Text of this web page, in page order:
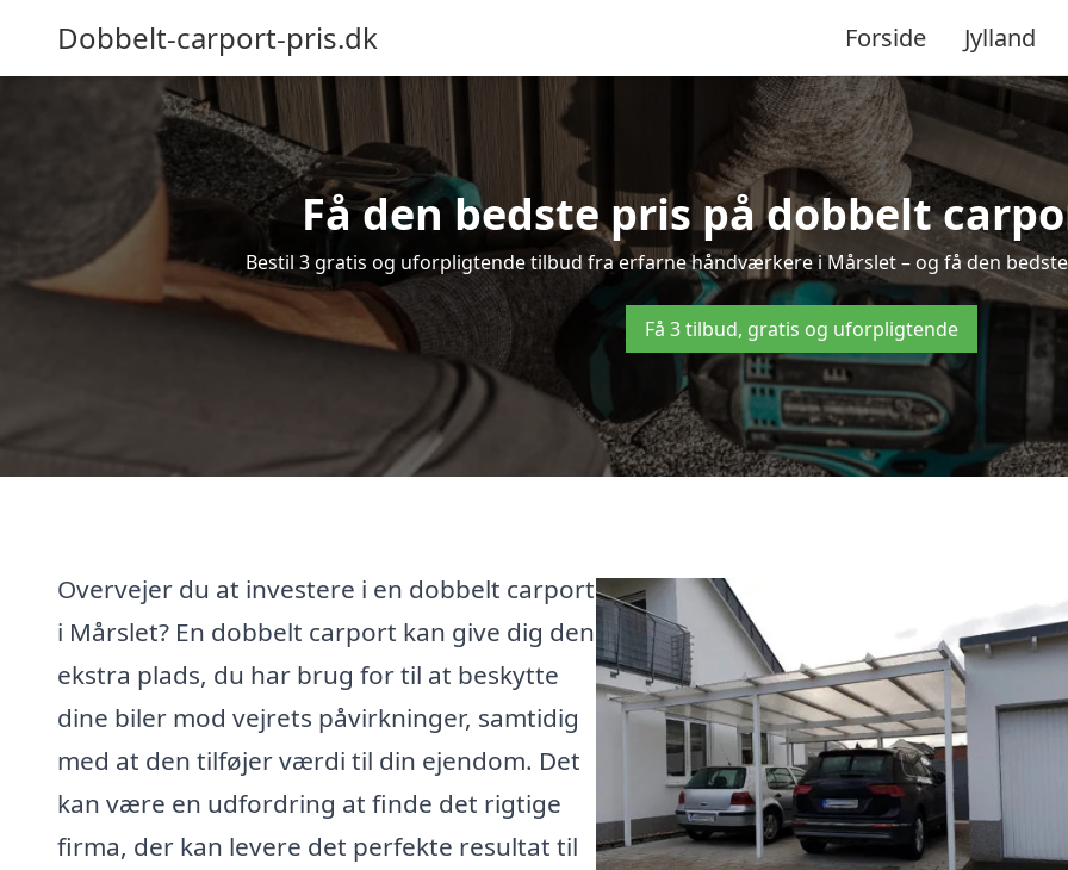
Dobbelt-carport-pris.dk Forside Jylland
Få den bedste pris på dobbelt
Bestil 3 gratis og uforpligtende tilbud fra erfarne håndværkere i Mårslet – og få den
Få 3 tilbud, gratis og uforpligtende
Overvejer du at investere i en dobbelt carport
i Mårslet? En dobbelt carport kan give dig den
ekstra plads, du har brug for til at beskytte
dine biler mod vejrets påvirkninger, samtidig
med at den tilføjer værdi til din ejendom. Det
kan være en udfordring at finde det rigtige
firma, der kan levere det perfekte resultat til